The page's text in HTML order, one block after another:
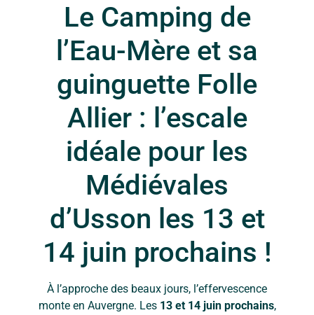
Le Camping de
l’Eau-Mère et sa
guinguette Folle
Allier : l’escale
idéale pour les
Médiévales
d’Usson les 13 et
14 juin prochains !
À l’approche des beaux jours, l’effervescence
monte en Auvergne. Les 13 et 14 juin prochains,